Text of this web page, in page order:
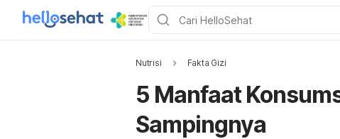
Nutrisi Fakta Gizi
5 Manfaat
Sampingnya